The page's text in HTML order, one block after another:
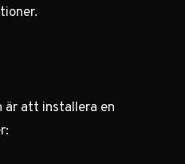
är att installera en